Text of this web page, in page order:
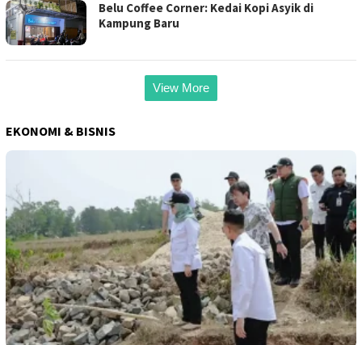
Belu Coffee Corner: Kedai Kopi Asyik di
Kampung Baru
View More
EKONOMI & BISNIS